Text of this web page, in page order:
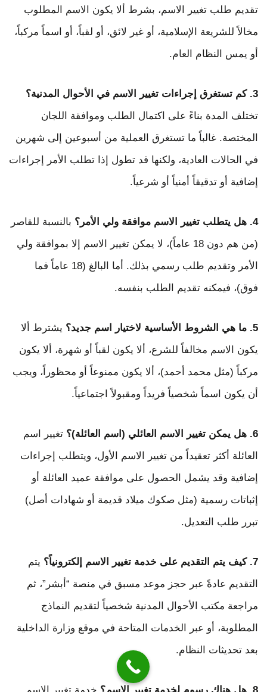
تقديم طلب تغيير الاسم، بشرط ألا يكون الاسم المطلوب
مخالاً للشريعة الإسلامية، أو غير لائق، أو لقباً، أو اسماً مركباً،
أو يمس النظام العام.
3. كم تستغرق إجراءات تغيير الاسم في الأحوال المدنية؟
تختلف المدة بناءً على اكتمال الطلب وموافقة اللجان
المختصة. غالباً ما تستغرق العملية من أسبوعين إلى شهرين
في الحالات العادية، ولكنها قد تطول إذا تطلب الأمر إجراءات
إضافية أو تدقيقاً أمنياً أو شرعياً.
4. هل يتطلب تغيير الاسم موافقة ولي الأمر؟
بالنسبة للقاصر
(من هم دون 18 عاماً)، لا يمكن تغيير الاسم إلا بموافقة ولي
الأمر وتقديم طلب رسمي بذلك. أما البالغ (18 عاماً فما
فوق)، فيمكنه تقديم الطلب بنفسه.
5. ما هي الشروط الأساسية لاختيار اسم جديد؟
يشترط ألا
يكون الاسم مخالفاً للشرع، ألا يكون لقباً أو شهرة، ألا يكون
مركباً (مثل محمد أحمد)، ألا يكون ممنوعاً أو محظوراً، ويجب
أن يكون اسماً شخصياً فريداً ومقبولاً اجتماعياً.
6. هل يمكن تغيير الاسم العائلي (اسم العائلة)؟
تغيير اسم
العائلة أكثر تعقيداً من تغيير الاسم الأول، ويتطلب إجراءات
إضافية وقد يشمل الحصول على موافقة عميد العائلة أو
إثباتات رسمية (مثل صكوك ميلاد قديمة أو شهادات أصل)
تبرر طلب التعديل.
7. كيف يتم التقديم على خدمة تغيير الاسم إلكترونياً؟
يتم
التقديم عادةً عبر حجز موعد مسبق في منصة “أبشر”، ثم
مراجعة مكتب الأحوال المدنية شخصياً لتقديم النماذج
المطلوبة، أو عبر الخدمات المتاحة في موقع وزارة الداخلية
بعد تحديثات النظام.